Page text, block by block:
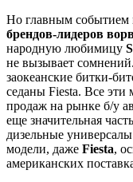
Но главным событием
брендов-лидеров
народную любимицу
не вызывает
заокеанские битки-
седаны Fiesta. Все
продаж на рынке б/у
еще значительная
дизельные
модели, даже Fiesta,
американских